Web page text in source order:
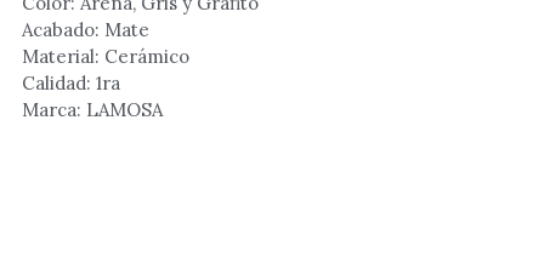
Lamparas
Ventiladores
Acabado: Mate
Material: Cerámico
Calidad: 1ra
Marca: LAMOSA